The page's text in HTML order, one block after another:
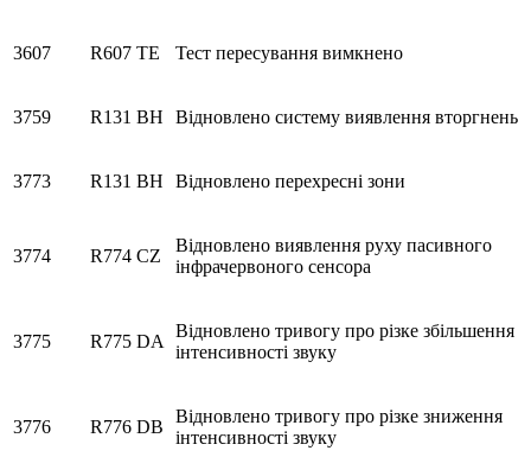
3607 R607 TE Тест пересування вимкнено
3759 R131 BH Відновлено систему виявлення вторгнень
3773 R131 BH Відновлено перехресні зони
3774 R774 CZ
Відновлено виявлення руху пасивного
інфрачервоного сенсора
3775 R775 DA
Відновлено тривогу про різке збільшення
інтенсивності звуку
3776 R776 DB
Відновлено тривогу про різке зниження
інтенсивності звуку